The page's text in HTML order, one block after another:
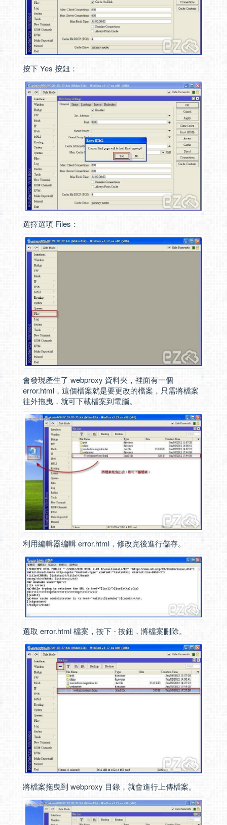
按下 Yes 按鈕：
選擇選項 Files：
會發現產生了 webproxy 資料夾，裡面有一個
error.html，這個檔案就是要更改的檔案，只需將檔案
往外拖曳，就可下載檔案到電腦。
利用編輯器編輯 error.html，修改完後進行儲存。
選取 error.html 檔案，按下 - 按鈕，將檔案刪除。
將檔案拖曳到 webproxy 目錄，就會進行上傳檔案。